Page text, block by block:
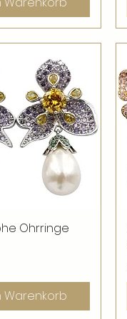
Ohrringe
Warenkorb